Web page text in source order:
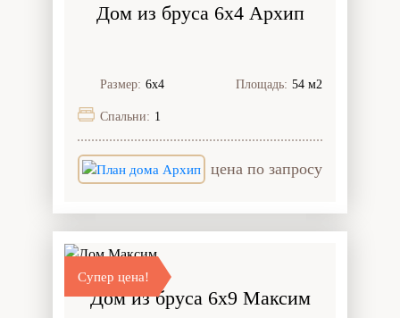
Дом из бруса 6x4 Архип
Размер: 6х4 Площадь: 54 м2
Спальни: 1
цена по запросу
Супер цена!
Дом из бруса 6x9 Максим